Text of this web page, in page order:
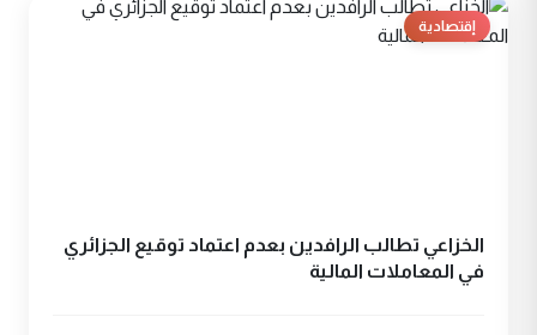
إقتصادية
الخزاعي تطالب الرافدين بعدم اعتماد توقيع الجزائري
في المعاملات المالية